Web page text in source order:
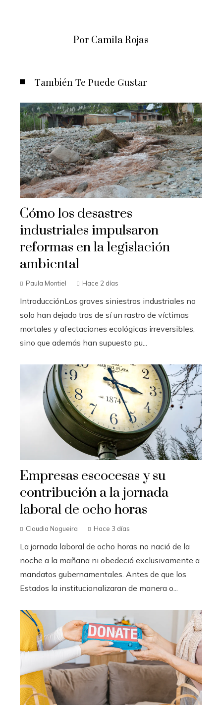
Por Camila Rojas
También Te Puede Gustar
Cómo los desastres
industriales impulsaron
reformas en la legislación
ambiental
Paula Montiel Hace 2 días
IntroducciónLos graves siniestros industriales no
solo han dejado tras de sí un rastro de víctimas
mortales y afectaciones ecológicas irreversibles,
sino que además han supuesto pu...
Empresas escocesas y su
contribución a la jornada
laboral de ocho horas
Claudia Nogueira Hace 3 días
La jornada laboral de ocho horas no nació de la
noche a la mañana ni obedeció exclusivamente a
mandatos gubernamentales. Antes de que los
Estados la institucionalizaran de manera o...